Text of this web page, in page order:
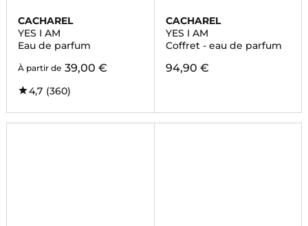
CACHAREL
YES I AM
Eau de parfum
À partir de 39,00 €
4,7 (360)
CACHAREL
YES I AM
Coffret - eau de parfum
94,90 €